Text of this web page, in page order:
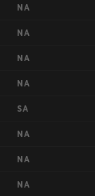
NA
NA
NA
NA
SA
NA
NA
NA